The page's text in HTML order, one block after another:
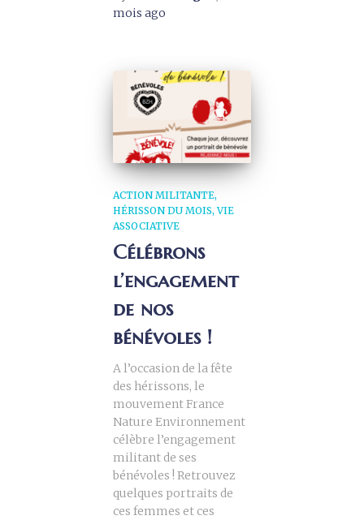
mois ago
ACTION MILITANTE
HÉRISSON DU MOIS VIE
ASSOCIATIVE
Célébrons
l’engagement
de nos
bénévoles !
A l’occasion de la fête
des hérissons, le
mouvement France
Nature Environnement
célèbre l’engagement
militant de ses
bénévoles ! Retrouvez
quelques portraits de
ces femmes et ces